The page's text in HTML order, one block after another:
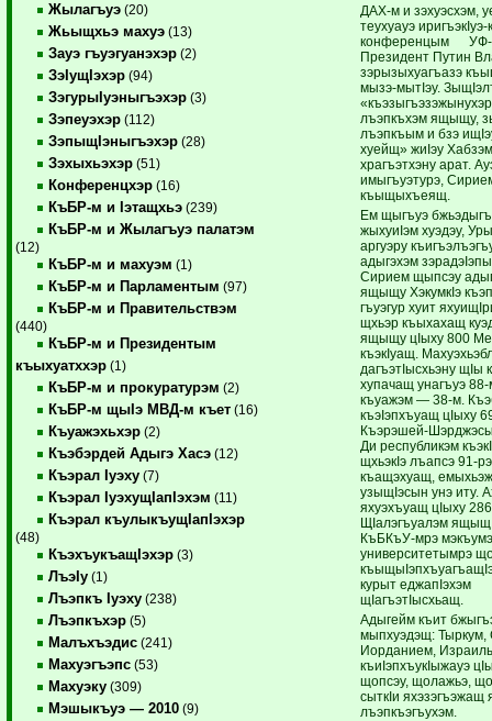
Жылагъуэ (20)
Жьыщхьэ махуэ (13)
Зауэ гъуэгуанэхэр (2)
ЗэIущIэхэр (94)
ЗэгурыIуэныгъэхэр (3)
Зэпеуэхэр (112)
ЗэпыщIэныгъэхэр (28)
Зэхыхьэхэр (51)
Конференцхэр (16)
КъБР-м и Iэтащхьэ (239)
КъБР-м и Жылагъуэ палатэм
(12)
КъБР-м и махуэм (1)
КъБР-м и Парламентым (97)
КъБР-м и Правительствэм
(440)
КъБР-м и Президентым
къыхуатххэр (1)
КъБР-м и прокуратурэм (2)
КъБР-м щыIэ МВД-м къет (16)
Къуажэхьхэр (2)
Къэбэрдей Адыгэ Хасэ (12)
Къэрал Iуэху (7)
Къэрал IуэхущIапIэхэм (11)
Къэрал къулыкъущIапIэхэр
(48)
КъэхъукъащIэхэр (3)
ЛъэIу (1)
Лъэпкъ Iуэху (238)
Лъэпкъхэр (5)
Малъхъэдис (241)
Махуэгъэпс (53)
Махуэку (309)
Мэшыкъуэ — 2010 (9)
ДАХ-м и зэхуэсхэм,
теухуауэ
конференцым УФ-
Президент Путин
зэрызыхуагъазэ
мызэ-мытIэу.
лъэпкъхэм ящыщу,
лъэпкъым и бзэ
хуейщ» жиIэу Хабзэм
храгъэтхэну арат.
имыгъуэтурэ,
къыщыхъеящ.
Ем щыгъуэ
жыхуиIэм хуэдэу,
аргуэру
адыгэхэм
Сирием щыпсэу
ящыщу ХэкумкIэ
гъуэгур хуит
щхьэр къыхахащ
ящыщу цIыху 800
къэкIуащ.
дагъэтIысхьэну щIы
хупачащ унагъуэ
къуажэм — 38-м.
къэIэпхъуащ цIыху
Къэрэшей-
Ди республикэм
щхьэкIэ лъапсэ 91-рэ
къащэхуащ,
узыщIэсын унэ иту.
яхуэхъуащ цIыху
ЩIалэгъуалэм ящыщ
КъБКъУ-мрэ
университетымрэ
курыт еджапIэхэм
щIагъэтIысхьащ.
Адыгейм къит
мыпхуэдэщ: Тыркум,
Иорданием,
къиIэпхъукIыжауэ
щопсэу, щолажьэ,
сыткIи яхэзэгъэжащ
лъэпкъэгъухэм.